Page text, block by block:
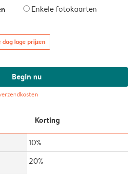
Enkele fotokaarten
dag lage prijzen
Begin nu
Korting
10%
20%